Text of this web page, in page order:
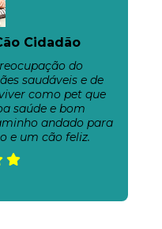
Cidadão
do
saudáveis e de
como pet que
saúde e bom
andado para
e um cão feliz.